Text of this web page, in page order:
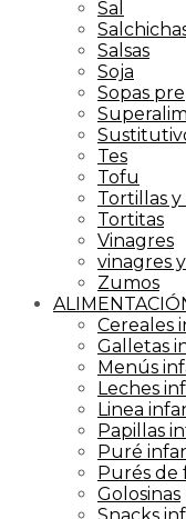
Sal
Salsas
Soja
Sopas
Tes
Tofu
Tortillas y
Tortitas
Vinagres
vinagres
Zumos
Cereales
Galletas
Menús
Leches
Linea
Papillas
Puré
Purés de
Golosinas